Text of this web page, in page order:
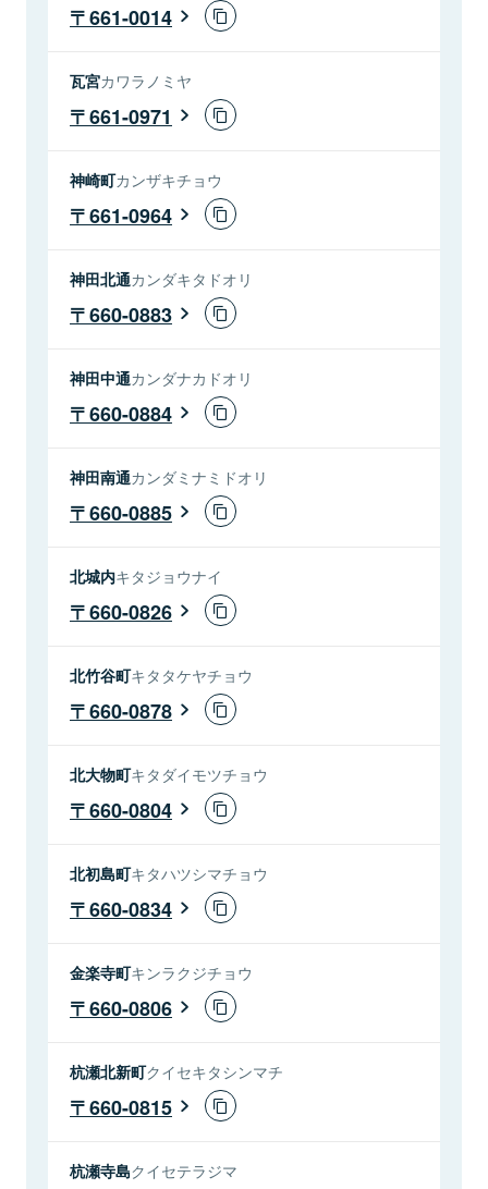
661-0014
瓦宮カワラノミヤ
661-0971
神崎町カンザキチョウ
661-0964
神田北通カンダキタドオリ
660-0883
神田中通カンダナカドオリ
660-0884
神田南通カンダミナミドオリ
660-0885
北城内キタジョウナイ
660-0826
北竹谷町キタタケヤチョウ
660-0878
北大物町キタダイモツチョウ
660-0804
北初島町キタハツシマチョウ
660-0834
金楽寺町キンラクジチョウ
660-0806
杭瀬北新町クイセキタシンマチ
660-0815
杭瀬寺島クイセテラジマ